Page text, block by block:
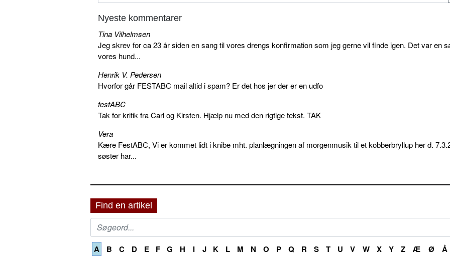
Nyeste kommentarer
Tina Vilhelmsen
Jeg skrev for ca 23 år siden en sang til vores drengs konfirmation som jeg gerne vil finde igen. Det var en
vores hund...
Henrik V. Pedersen
Hvorfor går FESTABC mail altid i spam? Er det hos jer der er en udfo
festABC
Tak for kritik fra Carl og Kirsten. Hjælp nu med den rigtige tekst. TAK
Vera
Kære FestABC, Vi er kommet lidt i knibe mht. planlægningen af morgenmusik til et kobberbryllup her d.
søster har...
Find en artikel
A B C D E F G H I J K L M N O P Q R S T U V W X Y Z Æ Ø Å